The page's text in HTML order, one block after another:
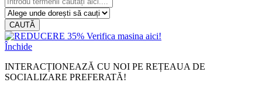
CAUTĂ
Închide
INTERACȚIONEAZĂ CU NOI PE REȚEAUA DE
SOCIALIZARE PREFERATĂ!